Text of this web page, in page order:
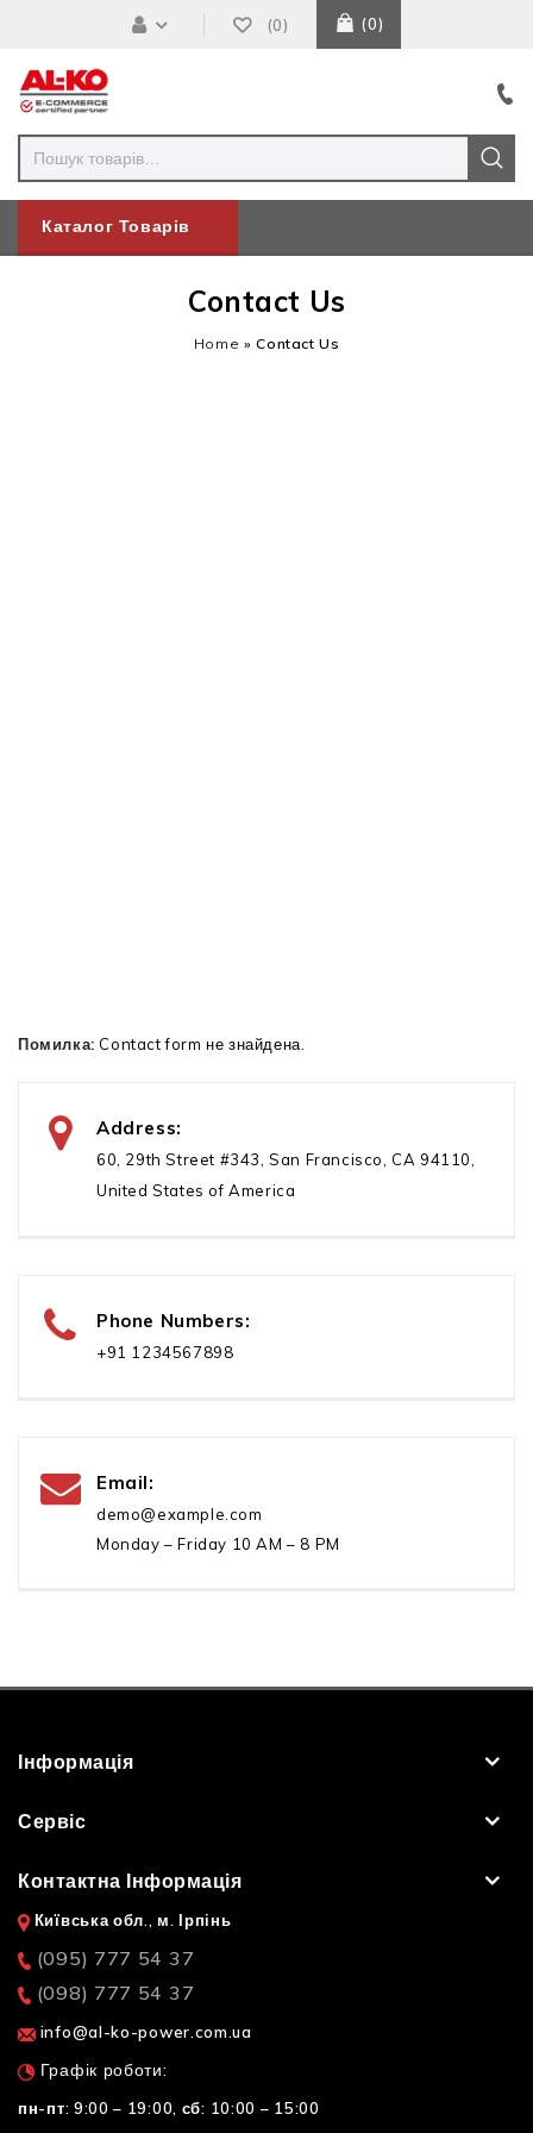
0 0
Каталог Товарів
Contact Us
Home »Contact Us
Помилка: Contact form не знайдена.
Address:
60, 29th Street #343, San Francisco, CA 94110,
United States of America
Phone Numbers:
+91 1234567898
Email:
demo@example.com
Monday – Friday 10 AM – 8 PM
Інформація
Сервіс
Контактна Інформація
Київська обл., м. Ірпінь
(095) 777 54 37
(098) 777 54 37
info@al-ko-power.com.ua
Графік роботи:
пн-пт: 9:00 – 19:00, сб: 10:00 – 15:00